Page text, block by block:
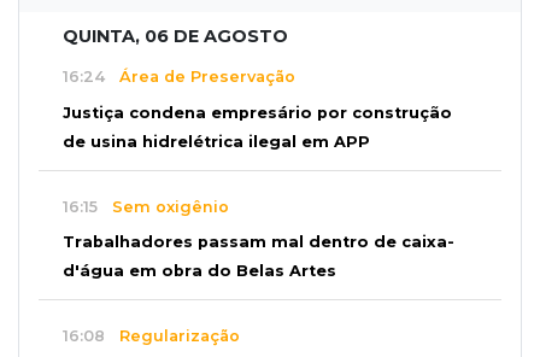
QUINTA, 06 DE AGOSTO
16:24 Área de Preservação
Justiça condena empresário por construção
de usina hidrelétrica ilegal em APP
16:15 Sem oxigênio
Trabalhadores passam mal dentro de caixa-
d'água em obra do Belas Artes
16:08 Regularização